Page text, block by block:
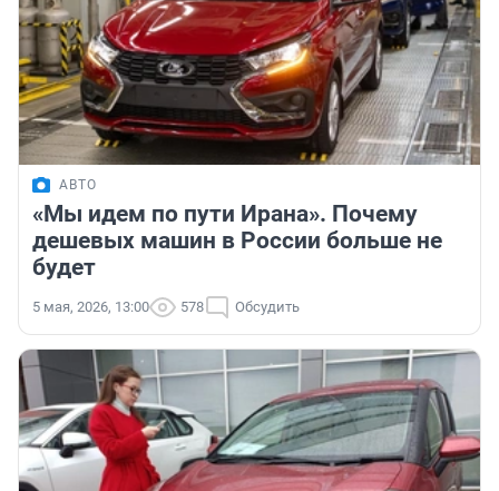
АВТО
«Мы идем по пути Ирана». Почему
дешевых машин в России больше не
будет
5 мая, 2026, 13:00 578 Обсудить